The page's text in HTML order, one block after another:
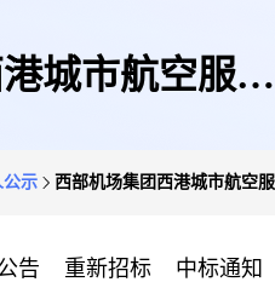
城市航空服务
公示 西部机场集团西港城市航空
告 重新招标 中标通知